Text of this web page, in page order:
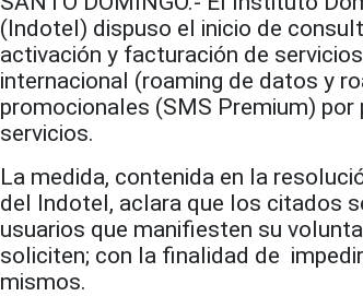
(Indotel) dispuso el inicio de
activación y facturación de
internacional (roaming de datos y
promocionales (SMS Premium)
servicios.
La medida, contenida en la
del Indotel, aclara que los citados
usuarios que manifiesten su
soliciten; con la finalidad de
mismos.